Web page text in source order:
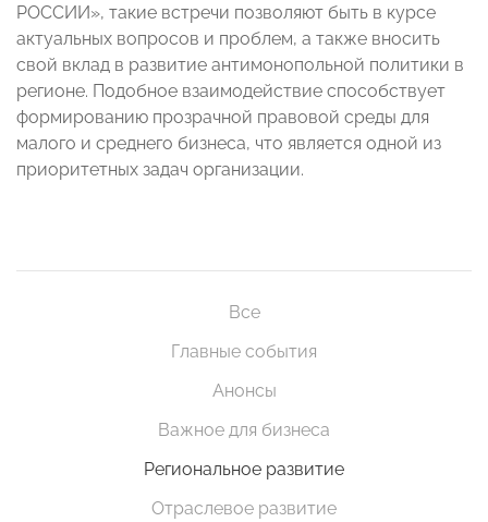
РОССИИ», такие встречи позволяют быть в курсе
актуальных вопросов и проблем, а также вносить
свой вклад в развитие антимонопольной политики в
регионе. Подобное взаимодействие способствует
формированию прозрачной правовой среды для
малого и среднего бизнеса, что является одной из
приоритетных задач организации.
Все
Главные события
Анонсы
Важное для бизнеса
Региональное развитие
Отраслевое развитие